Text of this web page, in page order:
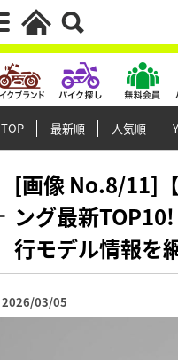
TOP 最新順 人気順
[画像 No.8/11]
ング最新
行モデル情報を
2026/03/05